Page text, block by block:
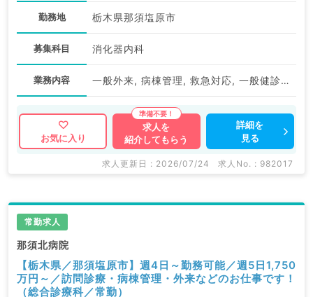
勤務地 栃木県那須塩原市
募集科目 消化器内科
業務内容 一般外来, 病棟管理, 救急対応, 一般健診・人間ドック
お気に入り
求人を
紹介してもらう
詳細を
見る
求人更新日 : 2026/07/24 求人No. : 982017
常勤求人
那須北病院
【栃木県／那須塩原市】週4日～勤務可能／週5日1,750
万円～／訪問診療・病棟管理・外来などのお仕事です！
（総合診療科／常勤）